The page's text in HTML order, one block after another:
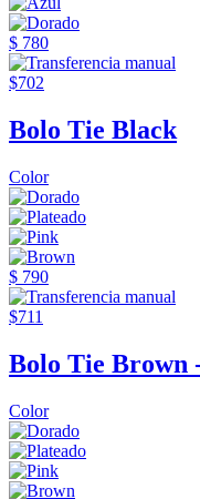
$ 780
$702
Bolo Tie Black
Color
$ 790
$711
Bolo Tie Brown
Color